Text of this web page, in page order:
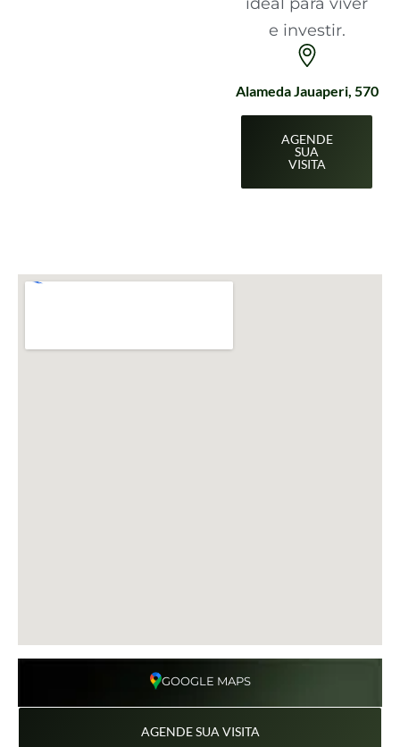
e investir.
Alameda Jauaperi, 570
AGENDE
SUA
VISITA
GOOGLE MAPS
AGENDE SUA VISITA